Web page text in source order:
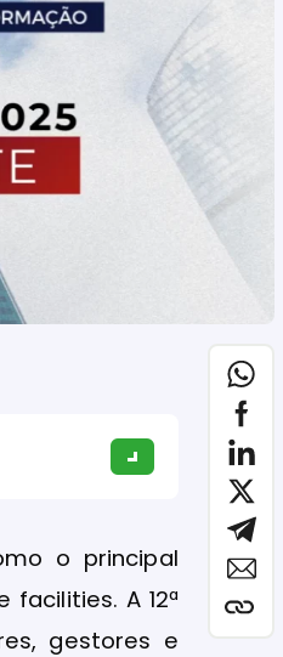
o principal
A 12ª
gestores e